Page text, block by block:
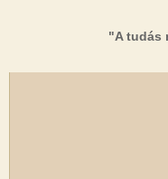
"A tudás